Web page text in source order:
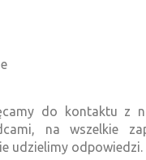
do kontaktu z
na wszelkie
udzielimy odpowiedzi.